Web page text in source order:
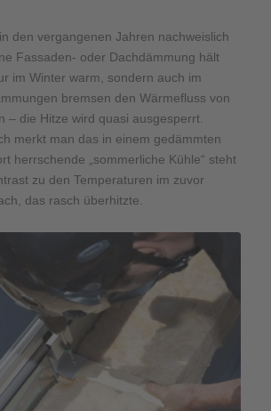
den vergangenen Jahren nachweislich
Fassaden- oder Dachdämmung hält
im Winter warm, sondern auch im
bremsen den Wärmefluss von
– die Hitze wird quasi ausgesperrt.
merkt man das in einem gedämmten
herrschende „sommerliche Kühle“ steht
zu den Temperaturen im zuvor
das rasch überhitzte.